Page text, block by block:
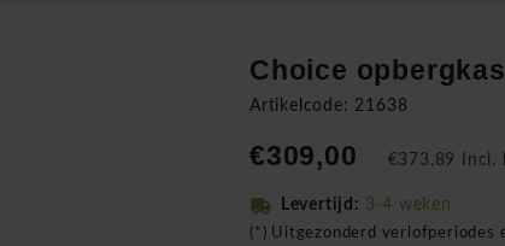
Choice
Artikelcode: 21638
€309,00 €373,89 Incl.
Levertijd: 3-4 weken
(*) Uitgezonderd verlofperiodes